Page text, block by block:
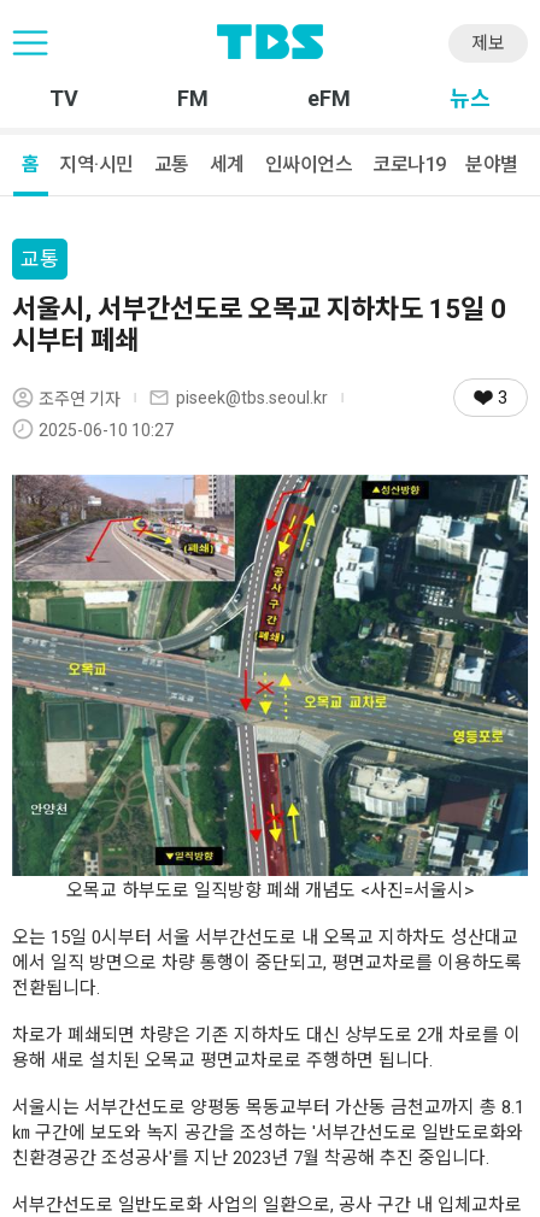
제보
TV FM eFM 뉴스
홈 지역·시민 교통 세계 인싸이언스 코로나19 분야별
교통
서울시, 서부간선도로 오목교 지하차도 15일 0
시부터 폐쇄
조주연 기자
piseek@tbs.seoul.kr
2025-06-10 10:27
3
오목교 하부도로 일직방향 폐쇄 개념도 <사진=서울시>
오는 15일 0시부터 서울 서부간선도로 내 오목교 지하차도 성산대교
에서 일직 방면으로 차량 통행이 중단되고, 평면교차로를 이용하도록
전환됩니다.
차로가 폐쇄되면 차량은 기존 지하차도 대신 상부도로 2개 차로를 이
용해 새로 설치된 오목교 평면교차로로 주행하면 됩니다.
서울시는 서부간선도로 양평동 목동교부터 가산동 금천교까지 총 8.1
㎞ 구간에 보도와 녹지 공간을 조성하는 '서부간선도로 일반도로화와
친환경공간 조성공사'를 지난 2023년 7월 착공해 추진 중입니다.
서부간선도로 일반도로화 사업의 일환으로, 공사 구간 내 입체교차로